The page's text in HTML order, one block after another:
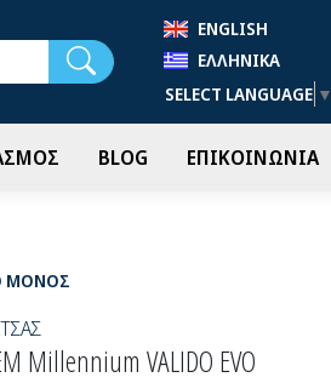
ENGLISH
ΕΛΛΗΝΙΚΆ
SELECT LANGUAGE ▼
BLOG ΕΠΙΚΟΙΝΩΝΙΑ
ΜΟΝΟΣ
Millennium VALIDO EVO